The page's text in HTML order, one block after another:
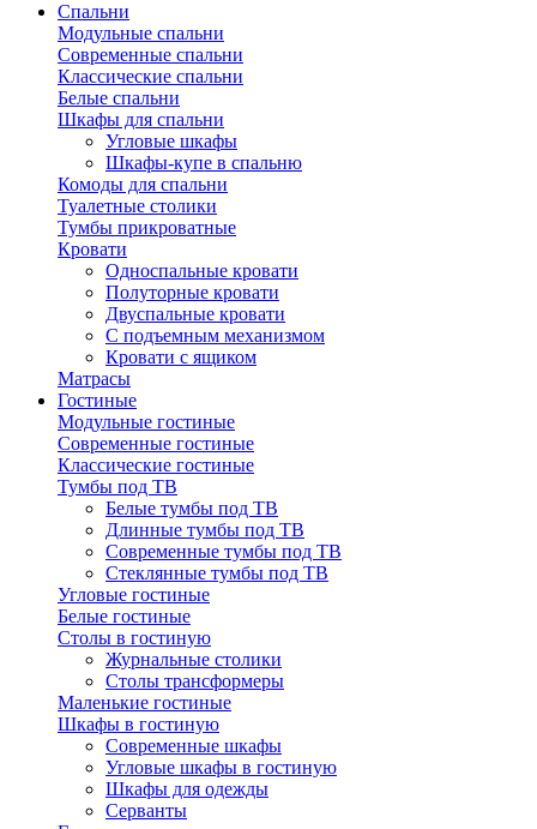
Спальни
Модульные спальни
Современные спальни
Классические спальни
Белые спальни
Шкафы для спальни
Угловые шкафы
Шкафы-купе в спальню
Комоды для спальни
Туалетные столики
Тумбы прикроватные
Кровати
Односпальные кровати
Полуторные кровати
Двуспальные кровати
С подъемным механизмом
Кровати с ящиком
Матрасы
Гостиные
Модульные гостиные
Современные гостиные
Классические гостиные
Тумбы под ТВ
Белые тумбы под ТВ
Длинные тумбы под ТВ
Современные тумбы под ТВ
Стеклянные тумбы под ТВ
Угловые гостиные
Белые гостиные
Столы в гостиную
Журнальные столики
Столы трансформеры
Маленькие гостиные
Шкафы в гостиную
Современные шкафы
Угловые шкафы в гостиную
Шкафы для одежды
Серванты